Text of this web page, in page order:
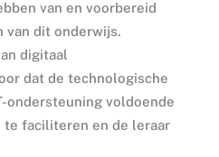
van en voorbereid
van dit onderwijs.
digitaal
dat de technologische
ondersteuning voldoende
te faciliteren en de leraar